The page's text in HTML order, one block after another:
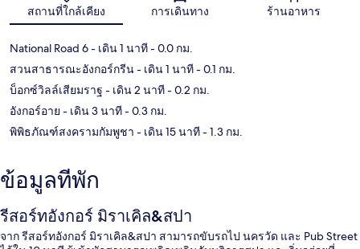
สถานที่ใกล้เคียง การเดินทาง ร้านอาหาร
National Road 6- เดิน 1 นาที- 0.0 กม.
สวนสาธารณะอังกอร์กรีน- เดิน 1 นาที- 0.1 กม.
บ็อกซ์วิลล์เสียมราฐ - เดิน 2 นาที- 0.2 กม.
อังกอร์อาย - เดิน 3 นาที- 0.3 กม.
พิพิธภัณฑ์สงครามกัมพูชา - เดิน 15 นาที- 1.3 กม.
ข้อมูลที่พัก
รีสอร์ทอังกอร์ มิราเคิล&สปา
จาก รีสอร์ทอังกอร์ มิราเคิล&สปา สามารถขับรถไป นครวัด และ Pub Street